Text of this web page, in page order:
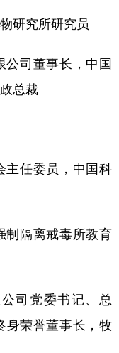
究所研究员
司董事长，中国
总裁
任委员，中国科
隔离戒毒所教育
党委书记、总
身荣誉董事长，牧